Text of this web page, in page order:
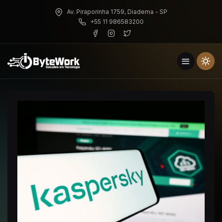
Av. Piraporinha 1759, Diadema - SP
+55 11 986583200